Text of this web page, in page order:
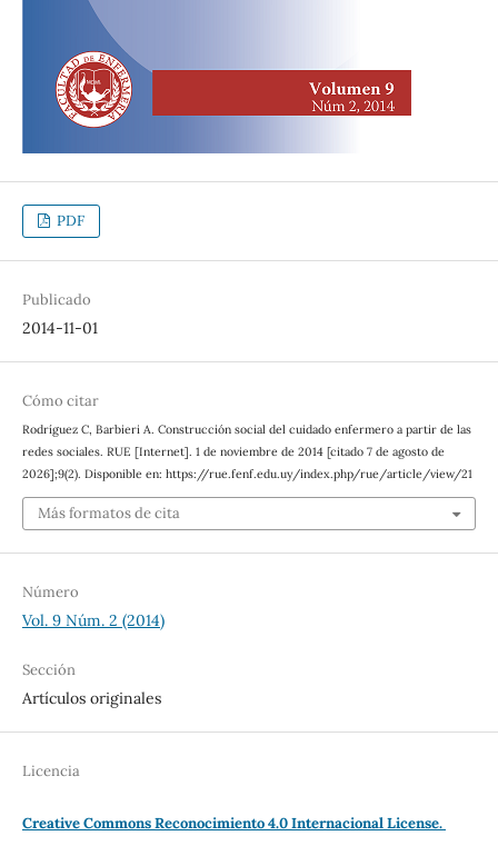
PDF
Publicado
2014-11-01
Cómo citar
Rodríguez C, Barbieri A. Construcción social del cuidado enfermero a partir de las
redes sociales. RUE [Internet]. 1 de noviembre de 2014 [citado 7 de agosto de
2026];9(2). Disponible en: https://rue.fenf.edu.uy/index.php/rue/article/view/21
Más formatos de cita
Número
Vol. 9 Núm. 2 (2014)
Sección
Artículos originales
Licencia
Creative Commons Reconocimiento 4.0 Internacional License.